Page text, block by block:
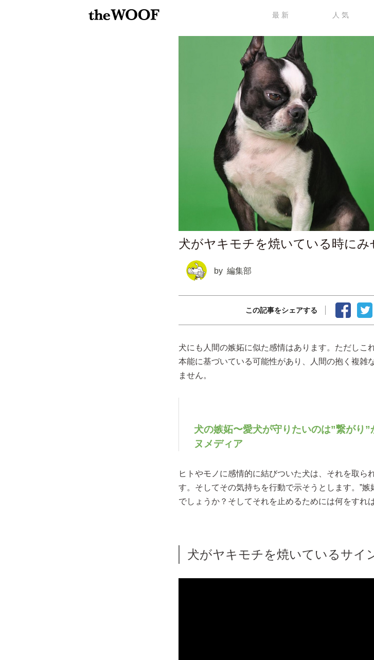
最 新 人 気
犬がヤキモチを焼いている時にみ
by 編集部
この記事をシェアする
犬にも人間の嫉妬に似た感情はあります。ただしこ
本能に基づいている可能性があり、人間の抱く複雑
ません。
犬の嫉妬〜愛犬が守りたいのは”繋がり
ヌメディア
ヒトやモノに感情的に結びついた犬は、それを取ら
す。そしてその気持ちを行動で示そうとします。”
でしょうか？そしてそれを止めるためには何をすれ
犬がヤキモチを焼いているサイ